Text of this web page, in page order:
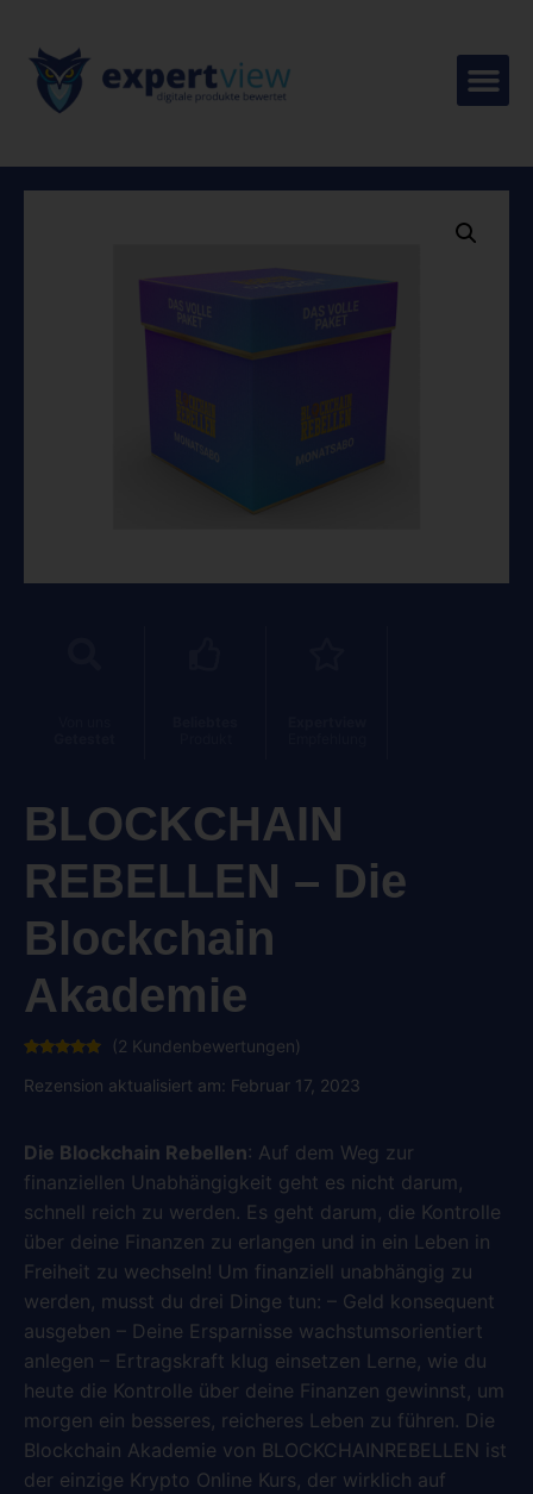
BLOCKCHAIN
REBELLEN – Die
Blockchain
Akademie
mit5.00
von 5,
(2 Kundenbewertungen)
Rezension aktualisiert am: Februar 17, 2023
Die Blockchain Rebellen: Auf dem Weg zur
finanziellen Unabhängigkeit geht es nicht darum,
schnell reich zu werden. Es geht darum, die Kontrolle
über deine Finanzen zu erlangen und in ein Leben in
Freiheit zu wechseln! Um finanziell unabhängig zu
werden, musst du drei Dinge tun: – Geld konsequent
ausgeben – Deine Ersparnisse wachstumsorientiert
anlegen – Ertragskraft klug einsetzen Lerne, wie du
heute die Kontrolle über deine Finanzen gewinnst, um
morgen ein besseres, reicheres Leben zu führen. Die
Blockchain Akademie von BLOCKCHAINREBELLEN ist
der einzige Krypto Online Kurs, der wirklich auf